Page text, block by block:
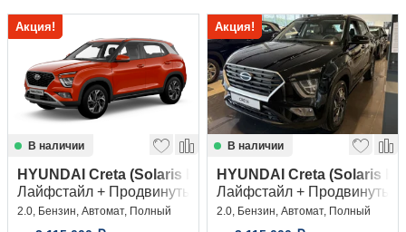
Акция!
В наличии
HYUNDAI Creta (Solaris HC)
Лайфстайл + Продвинутый (Lifestyle + Advanced)
2.0, Бензин, Автомат, Полный
Акция!
В наличии
HYUNDAI Creta (Solaris
Лайфстайл + Продвинутый
2.0, Бензин, Автомат, Полный